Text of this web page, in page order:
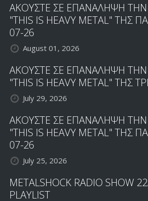
ΑΚΟΥΣΤΕ ΣΕ ΕΠΑΝΑΛΗΨΗ
"THIS IS HEAVY METAL" ΤΗΣ
07-26
August 01, 2026
ΑΚΟΥΣΤΕ ΣΕ ΕΠΑΝΑΛΗΨΗ
"THIS IS HEAVY METAL" ΤΗΣ
July 29, 2026
ΑΚΟΥΣΤΕ ΣΕ ΕΠΑΝΑΛΗΨΗ
"THIS IS HEAVY METAL" ΤΗΣ
07-26
July 25, 2026
METALSHOCK RADIO SHOW
PLAYLIST